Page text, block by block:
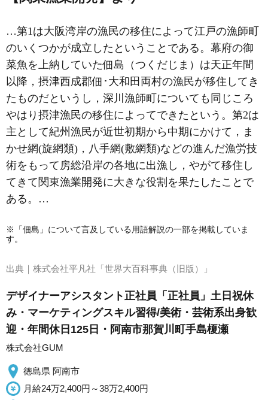
…第1は大阪湾岸の漁民の移住によって江戸の漁師町
のいくつかが成立したということである。幕府の御
菜魚を上納していた佃島 （つくだじま）は天正年間
以降，摂津西成郡佃･大和田両村の漁民が移住してき
たものだというし，深川漁師町についても同じころ
やはり摂津漁民の移住によってできたという。第2は
主として紀州漁民が近世初期から中期にかけて，ま
かせ網(旋網類)，八手網(敷網類)などの進んだ漁労技
術をもって房総沿岸の各地に出漁し，やがて移住し
てきて関東漁業開発に大きな役割を果たしたことで
ある。…
※「佃島」について言及している用語解説の一部を掲載していま
す。
出典｜ 株式会社平凡社「世界大百科事典（旧版）」
デザイナーアシスタント正社員「正社員」土日祝休
み・マーケティングスキル習得/美術・芸術系出身歓
迎・年間休日125日・阿南市那賀川町手島榎瀬
株式会社GUM
徳島県 阿南市
月給24万2,400円～38万2,400円